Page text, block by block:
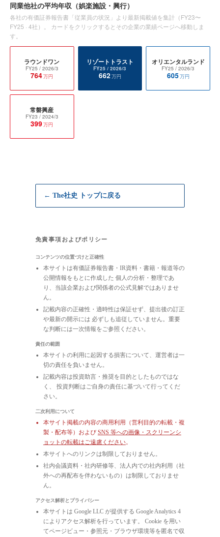
同業他社の平均年収 （娯楽施設・興行）
各社の有価証券報告書「従業員の状況」より最新掲載値を集計（FY23〜
FY25 · 4社）。 カードをクリックするとその企業の業績ページへ移動しま
す。
ラウンドワン
FY25 / 2026/3
764万円
リゾートトラスト
FY25 / 2026/3
662万円
オリエンタルランド
FY25 / 2026/3
605万円
常磐興産
FY23 / 2024/3
399万円
← The社史 トップに戻る
免責事項およびポリシー
コンテンツの位置づけと正確性
本サイトは有価証券報告書・IR資料・書籍・報道等の
公開情報をもとに作成した 個人の分析・整理であ
り、当該企業および関係者の公式見解ではありませ
ん。
記載内容の正確性・適時性は保証せず、提出後の訂正
や最新の開示には 必ずしも追従していません。重要
な判断には一次情報をご参照ください。
責任の範囲
本サイトの利用に起因する損害について、運営者は一
切の責任を負いません。
記載内容は投資助言・推奨を目的としたものではな
く、 投資判断はご自身の責任に基づいて行ってくだ
さい。
二次利用について
本サイト掲載の内容の商用利用（営利目的の転載・複
製・配布等）および SNS 等への画像・スクリーンシ
ョットの転載はご遠慮ください。
本サイトへのリンクは制限しておりません。
社内会議資料・社内研修等、法人内での社内利用（社
外への再配布を伴わないもの）は制限しておりませ
ん。
アクセス解析とプライバシー
本サイトは Google LLC が提供する Google Analytics 4
によりアクセス解析を行っています。 Cookie を用い
てページビュー・参照元・ブラウザ環境等を匿名で収